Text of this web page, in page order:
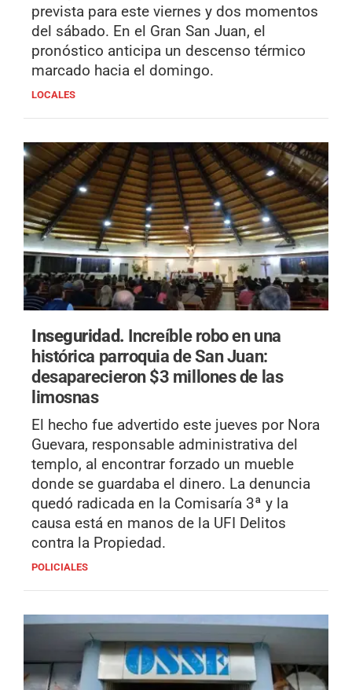
prevista para este viernes y dos momentos
del sábado. En el Gran San Juan, el
pronóstico anticipa un descenso térmico
marcado hacia el domingo.
LOCALES
Inseguridad. Increíble robo en una
histórica parroquia de San Juan:
desaparecieron $3 millones de las
limosnas
El hecho fue advertido este jueves por Nora
Guevara, responsable administrativa del
templo, al encontrar forzado un mueble
donde se guardaba el dinero. La denuncia
quedó radicada en la Comisaría 3ª y la
causa está en manos de la UFI Delitos
contra la Propiedad.
POLICIALES